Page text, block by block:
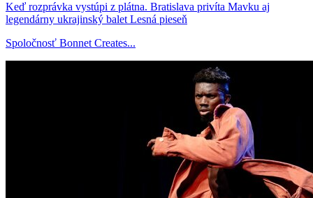
Keď rozprávka vystúpi z plátna. Bratislava privíta Mavku aj
legendárny ukrajinský balet Lesná pieseň
Spoločnosť Bonnet Creates...